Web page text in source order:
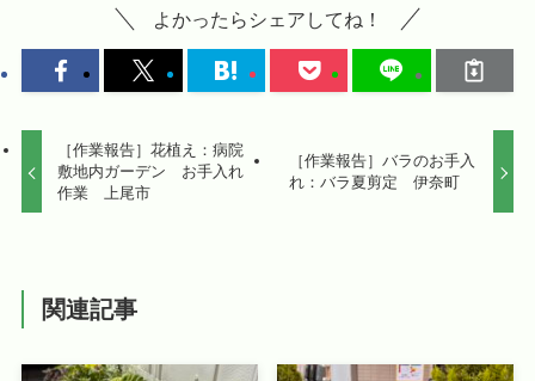
よかったらシェアしてね！
［作業報告］花植え：病院
敷地内ガーデン お手入れ
作業 上尾市
［作業報告］バラのお手入
れ：バラ夏剪定 伊奈町
関連記事